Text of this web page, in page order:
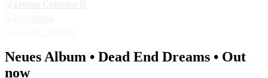
Neues Album • Dead End Dreams • Out
now